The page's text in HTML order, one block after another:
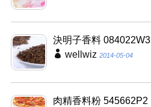
決明子香料 084022W3
wellwiz 2014-05-04
肉精香料粉 545662P2